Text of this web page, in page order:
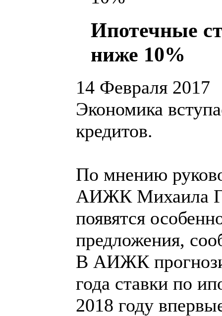
Ипотечные
ниже 10%
14 Февраля 2017
Экономика
кредитов.
По мнению
АИЖК Михаила
появятся
предложения,
В АИЖК
года ставки по
2018 году